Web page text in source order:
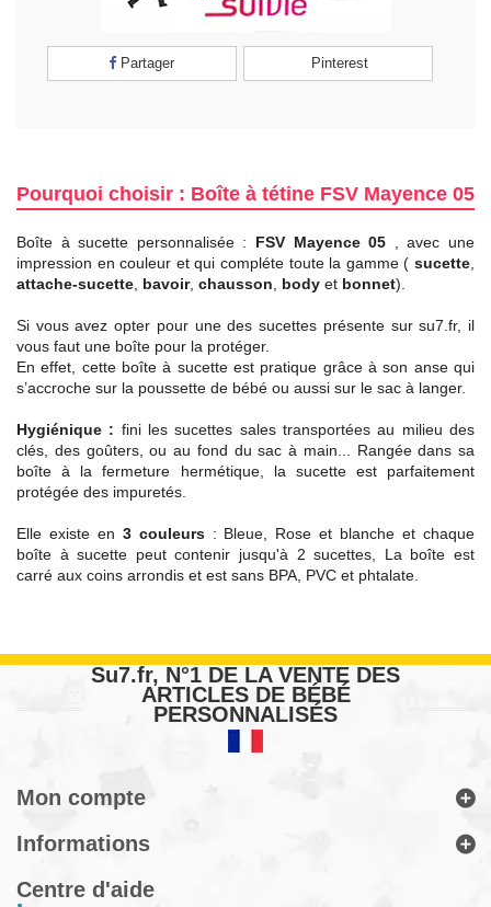
Partager Pinterest
Pourquoi choisir : Boîte à tétine FSV Mayence 05
Boîte à sucette personnalisée : FSV Mayence 05
, avec une
impression en couleur et qui compléte toute la gamme ( sucette
attache-sucette bavoir, chausson body et bonnet).
Si vous avez opter pour une des sucettes présente sur su7.fr, il
vous faut une boîte pour la protéger.
En effet, cette boîte à sucette est pratique grâce à son anse qui
s’accroche sur la poussette de bébé ou aussi sur le sac à langer.
Hygiénique : fini les sucettes sales transportées au milieu des
clés, des goûters, ou au fond du sac à main... Rangée dans sa
boîte à la fermeture hermétique, la sucette est parfaitement
protégée des impuretés.
Elle existe en 3 couleurs: Bleue, Rose et blanche et chaque
boîte à sucette peut contenir jusqu'à 2 sucettes, La boîte est
carré aux coins arrondis et est sans BPA, PVC et phtalate.
Su7.fr, N°1 DE LA VENTE DES
ARTICLES DE BÉBÉ
PERSONNALISÉS
Mon compte
Informations
Centre d'aide